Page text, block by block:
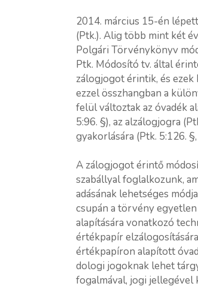
2014. március 15-én
(Ptk.). Alig több mint két
Polgári Törvénykönyv
Ptk. Módosító tv. által
zálogjogot érintik, és
ezzel összhangban a
felül változtak az óvadék
5:96. §), az alzálogjogra
gyakorlására (Ptk. 5:126.
A zálogjogot érintő
szabállyal foglalkozunk,
adásának lehetséges
csupán a törvény
alapítására vonatkozó
értékpapír
értékpapíron alapított
dologi jogoknak lehet
fogalmával, jogi jellegével